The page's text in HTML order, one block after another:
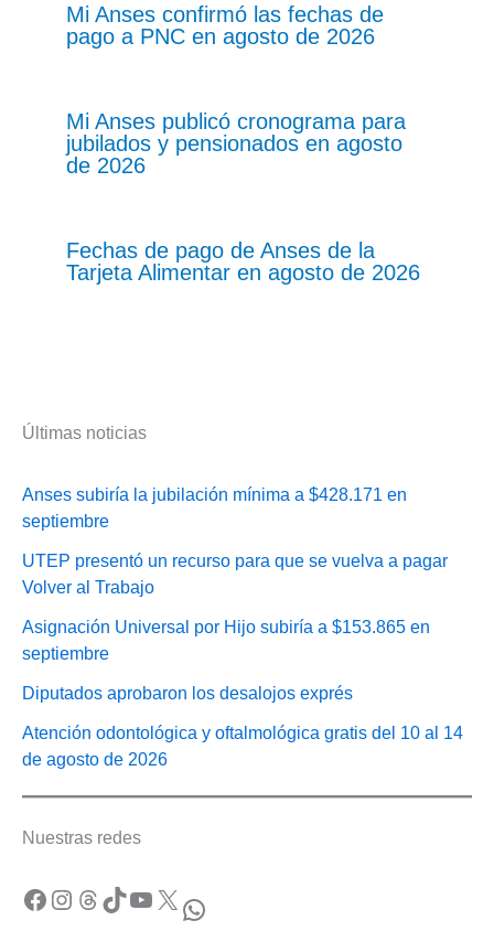
Mi Anses confirmó las fechas de
pago a PNC en agosto de 2026
Mi Anses publicó cronograma para
jubilados y pensionados en agosto
de 2026
Fechas de pago de Anses de la
Tarjeta Alimentar en agosto de 2026
Últimas noticias
Anses subiría la jubilación mínima a $428.171 en
septiembre
UTEP presentó un recurso para que se vuelva a pagar
Volver al Trabajo
Asignación Universal por Hijo subiría a $153.865 en
septiembre
Diputados aprobaron los desalojos exprés
Atención odontológica y oftalmológica gratis del 10 al 14
de agosto de 2026
Nuestras redes
Facebook Instagram Threads TikTok YouTube X WhatsApp